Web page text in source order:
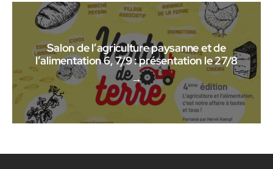
→
Salon de l’agriculture paysanne et de
l’alimentation 6, 7/9 : présentation le 27/8